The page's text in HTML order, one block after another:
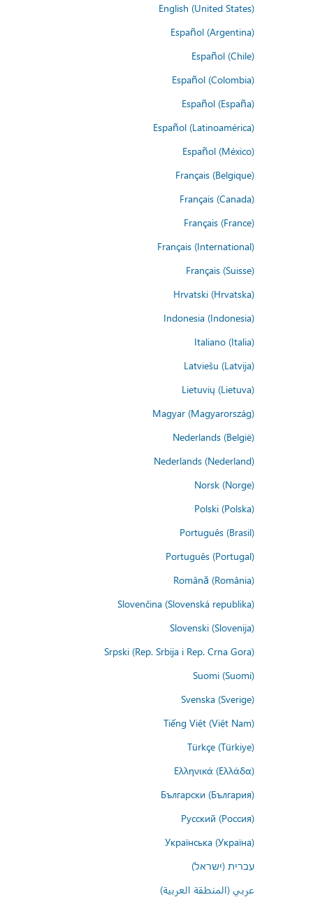
English (United States)
Español (Argentina)
Español (Chile)
Español (Colombia)
Español (España)
Español (Latinoamérica)
Español (México)
Français (Belgique)
Français (Canada)
Français (France)
Français (International)
Français (Suisse)
Hrvatski (Hrvatska)
Indonesia (Indonesia)
Italiano (Italia)
Latviešu (Latvija)
Lietuvių (Lietuva)
Magyar (Magyarország)
Nederlands (België)
Nederlands (Nederland)
Norsk (Norge)
Polski (Polska)
Português (Brasil)
Português (Portugal)
Română (România)
Slovenčina (Slovenská republika)
Slovenski (Slovenija)
Srpski (Rep. Srbija i Rep. Crna Gora)
Suomi (Suomi)
Svenska (Sverige)
Tiếng Việt (Việt Nam)
Türkçe (Türkiye)
Ελληνικά (Ελλάδα)
Български (България)
Русский (Россия)
Українська (Україна)
עברית (ישראל)
عربي (المنطقة العربية)